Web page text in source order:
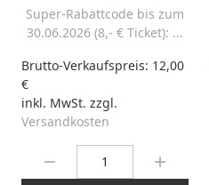
Super-Rabattcode bis zum
30.06.2026 (8,- € Ticket): ...
Brutto-Verkaufspreis: 12,00
€
inkl. MwSt. zzgl.
Versandkosten